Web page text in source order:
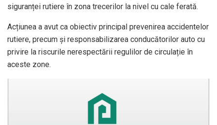
siguranței rutiere în zona trecerilor la nivel cu cale ferată.
Acțiunea a avut ca obiectiv principal prevenirea accidentelor
rutiere, precum și responsabilizarea conducătorilor auto cu
privire la riscurile nerespectării regulilor de circulație în
aceste zone.